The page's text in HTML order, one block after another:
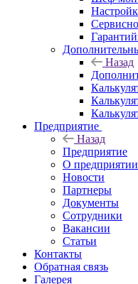
Назад
Предприятие
Назад
Предприятие
О предприятии
Новости
Партнеры
Документы
Сотрудники
Вакансии
Статьи
Контакты
Обратная связь
Галерея